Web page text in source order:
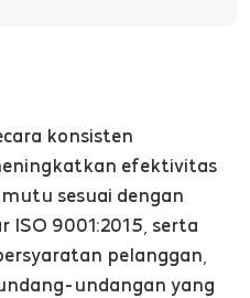
konsisten
efektivitas
sesuai dengan
ISO 9001:2015, serta
pelanggan,
undangan yang